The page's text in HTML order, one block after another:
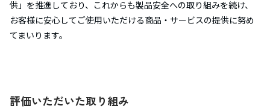
供」を推進しており、これからも製品安全への取り組みを続け、
お客様に安心してご使用いただける商品・サービスの提供に努め
てまいります。
評価いただいた取り組み